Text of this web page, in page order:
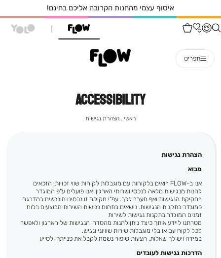
איסוף עצמי מהחנות הקרובה אליכם בחינם!
תפריט
ACCESSIBILITY
ראשי ראשי
הצהרת נגישות
הצהרת נגישות
מבוא
אנו ב-FLOW רואים בלקוחות עם מוגבלות לקוחות שווי זכויות, הזכאים
להנות מנגישות מלאה לנכסי ושרותי הארגון. אנו פועלים ע"פ המוגדר
בחקיקת הנגישות ואף מעבר לכך. עפ"י חקיקה זו נכסינו מונגשים בהדרגה
כמוגדר בתקנות הנגישות. נושאים בתחום נגישות השירות מבוצעים בלוח
זמנים המוגדר בתקנות נגישות לשירות
מטרתנו ליידע אותך כיצד ניתן להנות מהסדרי הנגישות של הארגון ולאפשר
לכל לקוח עם או בלי מוגבלות שירות שוויוני ונגיש.
במידה ויש לך שאלות, הצעות שיפור נשמח לקבל את פנייתך ולסייע
הדרכות נגישות לעובדים